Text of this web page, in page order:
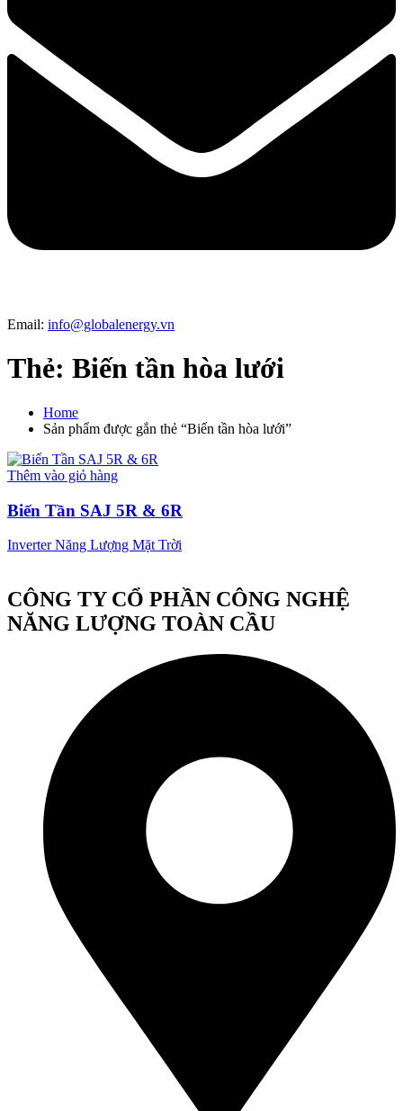
Email: info@globalenergy.vn
Thẻ: Biến tần hòa lưới
Home
Sản phẩm được gắn thẻ “Biến tần hòa lưới”
Thêm vào giỏ hàng
Biến Tần SAJ 5R & 6R
Inverter Năng Lượng Mặt Trời
CÔNG TY CỔ PHẦN CÔNG NGHỆ
NĂNG LƯỢNG TOÀN CẦU